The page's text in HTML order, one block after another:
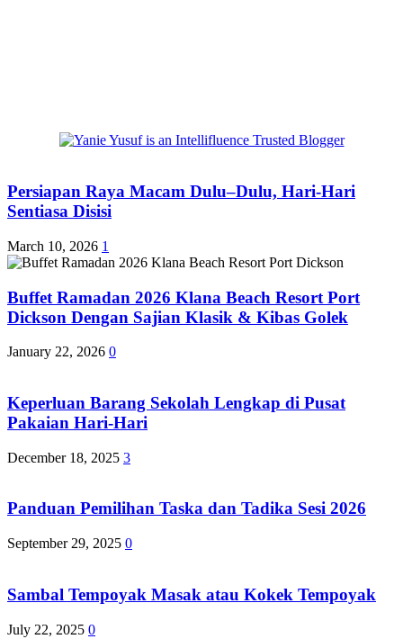
Persiapan Raya Macam Dulu–Dulu, Hari-Hari
Sentiasa Disisi
March 10, 2026 1
Buffet Ramadan 2026 Klana Beach Resort Port
Dickson Dengan Sajian Klasik & Kibas Golek
January 22, 2026 0
Keperluan Barang Sekolah Lengkap di Pusat
Pakaian Hari-Hari
December 18, 2025 3
Panduan Pemilihan Taska dan Tadika Sesi 2026
September 29, 2025 0
Sambal Tempoyak Masak atau Kokek Tempoyak
July 22, 2025 0